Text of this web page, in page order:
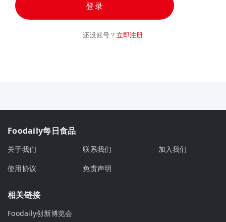
登录
还没账号？ 立即注册
Foodaily每日食品
关于我们 联系我们
加入我们
使用协议
免责声明
相关链接
Foodaily创新博览会